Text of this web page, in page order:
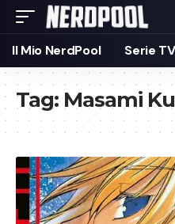
Il Mio NerdPool Serie TV
Tag: Masami